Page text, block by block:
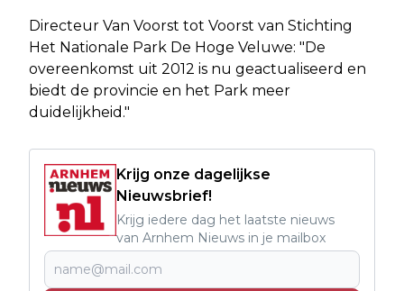
Directeur Van Voorst tot Voorst van Stichting
Het Nationale Park De Hoge Veluwe: "De
overeenkomst uit 2012 is nu geactualiseerd en
biedt de provincie en het Park meer
duidelijkheid."
Krijg onze dagelijkse
Nieuwsbrief!
Krijg iedere dag het laatste nieuws
van Arnhem Nieuws in je mailbox